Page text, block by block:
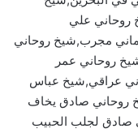
روحاني علي
مجرب,شيخ روحاني
روحاني عمر
عراقي,شيخ عباس
روحاني صادق يخاف
لجلب الحبيب